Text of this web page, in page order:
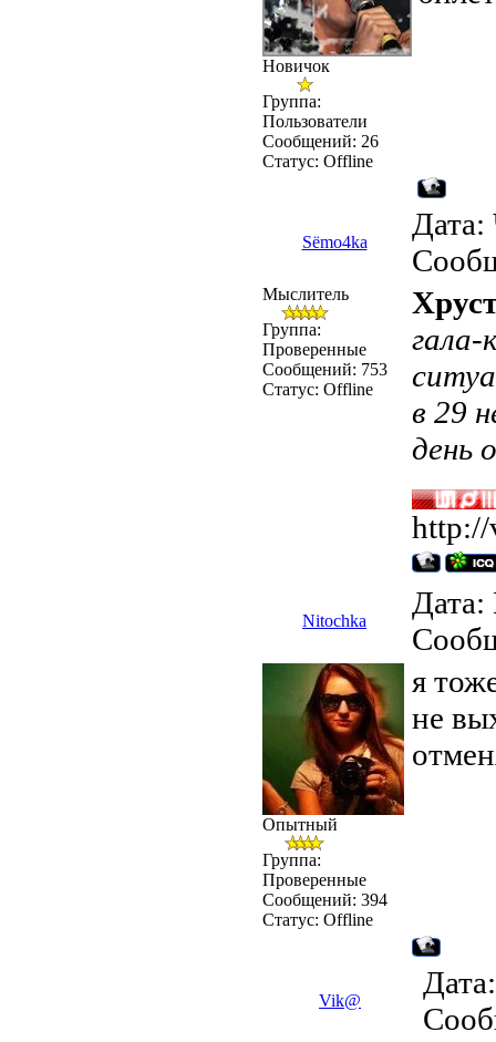
Новичок
Группа:
Пользователи
Сообщений: 26
Статус: Offline
Sёmo4ka
Дата:
Мыслитель
Группа:
Проверенные
Сообщений: 753
Статус: Offline
в 29
день
http://
Nitochka
Дата:
Опытный
Группа:
Проверенные
Сообщений: 394
Статус: Offline
я
не
Vik@